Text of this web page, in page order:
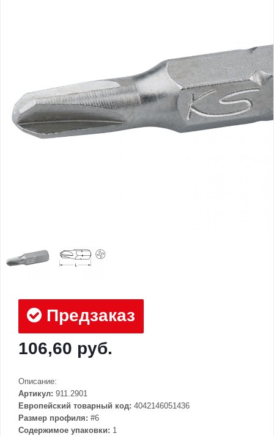
Предзаказ
106,60 руб.
Описание:
Артикул: 911.2901
Европейский товарный код: 4042146051436
Размер профиля: #6
Содержимое упаковки: 1